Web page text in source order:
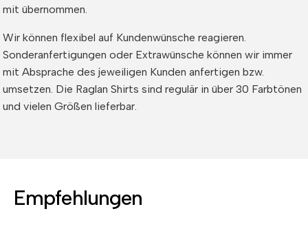
mit übernommen.
Wir können flexibel auf Kundenwünsche reagieren.
Sonderanfertigungen oder Extrawünsche können wir immer
mit Absprache des jeweiligen Kunden anfertigen bzw.
umsetzen. Die Raglan Shirts sind regulär in über 30 Farbtönen
und vielen Größen lieferbar.
Empfehlungen